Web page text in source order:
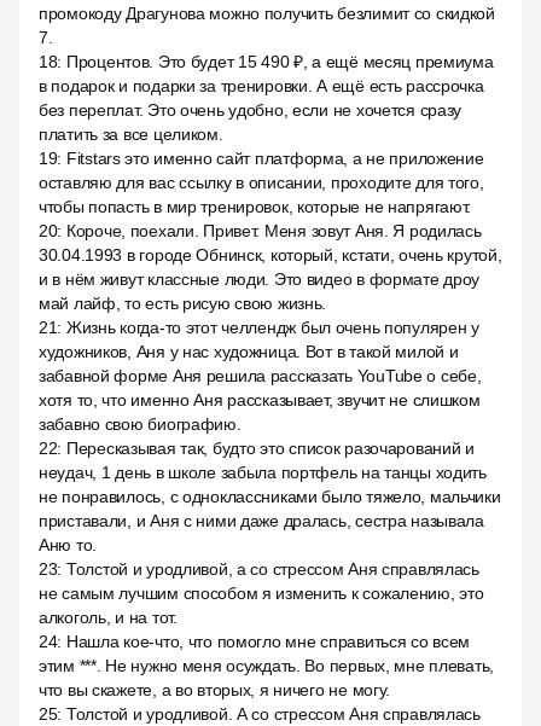
промокоду Драгунова можно получить безлимит со скидкой
7.
18: Процентов. Это будет 15 490 ₽, а ещё месяц премиума
в подарок и подарки за тренировки. А ещё есть рассрочка
без переплат. Это очень удобно, если не хочется сразу
платить за все целиком.
19: Fitstars это именно сайт платформа, а не приложение
оставляю для вас ссылку в описании, проходите для того,
чтобы попасть в мир тренировок, которые не напрягают.
20: Короче, поехали. Привет. Меня зовут Аня. Я родилась
30.04.1993 в городе Обнинск, который, кстати, очень крутой,
и в нём живут классные люди. Это видео в формате дроу
май лайф, то есть рисую свою жизнь.
21: Жизнь когда-то этот челлендж был очень популярен у
художников, Аня у нас художница. Вот в такой милой и
забавной форме Аня решила рассказать YouTube о себе,
хотя то, что именно Аня рассказывает, звучит не слишком
забавно свою биографию.
22: Пересказывая так, будто это список разочарований и
неудач, 1 день в школе забыла портфель на танцы ходить
не понравилось, с одноклассниками было тяжело, мальчики
приставали, и Аня с ними даже дралась, сестра называла
Аню то.
23: Толстой и уродливой, а со стрессом Аня справлялась
не самым лучшим способом я изменить к сожалению, это
алкоголь, и на тот.
24: Нашла кое-что, что помогло мне справиться со всем
этим ***. Не нужно меня осуждать. Во первых, мне плевать,
что вы скажете, а во вторых, я ничего не могу.
25: Толстой и уродливой. А со стрессом Аня справлялась